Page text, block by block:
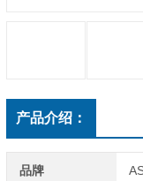
产品介绍：
品牌